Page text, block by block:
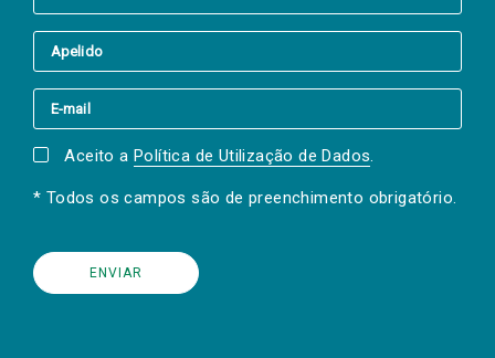
Aceito a Política de Utilização de Dados.
* Todos os campos são de preenchimento obrigatório.